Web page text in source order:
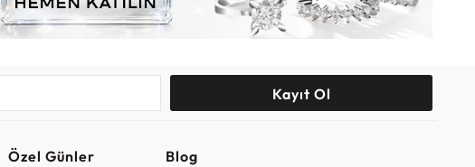
Kayıt Ol
Özel Günler Blog